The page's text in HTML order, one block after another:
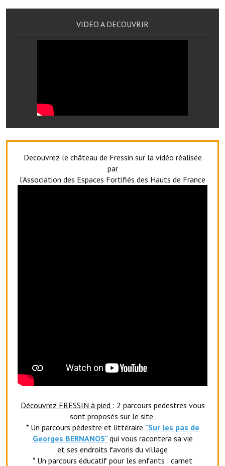
Commerces et professions libérales
Réserver une salle
Salle Georges Delépine
Le foyer de la Planquette
L'association des anciens sapeurs-pompiers volontaires
Village sportif
L'US Crequy Fressin
VIDEO A DECOUVRIR
Decouvrez le château de Fressin sur la vidéo réalisée
par
l'Association des Espaces Fortifiés des Hauts de France
Découvrez FRESSIN à pied : 2 parcours pedestres vous
sont proposés sur le site
* Un parcours pédestre et littéraire "Sur les pas de
Georges BERNANOS" qui vous racontera sa vie
et ses endroits favoris du village
* Un parcours éducatif pour les enfants : carnet